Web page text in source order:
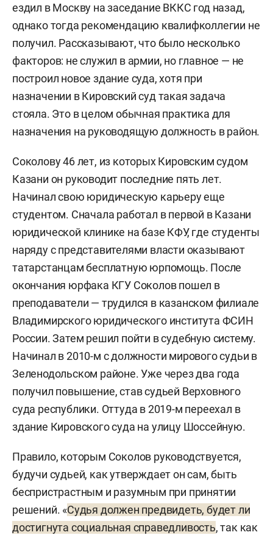
ездил в Москву на заседание ВККС год назад,
однако тогда рекомендацию квалифколлегии не
получил. Рассказывают, что было несколько
факторов: не служил в армии, но главное — не
построил новое здание суда, хотя при
назначении в Кировский суд такая задача
стояла. Это в целом обычная практика для
назначения на руководящую должность в район.
Соколову 46 лет, из которых Кировским судом
Казани он руководит последние пять лет.
Начинал свою юридическую карьеру еще
студентом. Сначала работал в первой в Казани
юридической клинике на базе КФУ, где студенты
наряду с представителями власти оказывают
татарстанцам бесплатную юрпомощь. После
окончания юрфака КГУ Соколов пошел в
преподаватели — трудился в казанском филиале
Владимирского юридического института ФСИН
России. Затем решил пойти в судебную систему.
Начинал в 2010-м с должности мирового судьи в
Зеленодольском районе. Уже через два года
получил повышение, став судьей Верховного
суда республики. Оттуда в 2019-м переехал в
здание Кировского суда на улицу Шоссейную.
Правило, которым Соколов руководствуется,
будучи судьей, как утверждает он сам, быть
беспристрастным и разумным при принятии
решений. «Судья должен предвидеть, будет ли
достигнута социальная справедливость, так как